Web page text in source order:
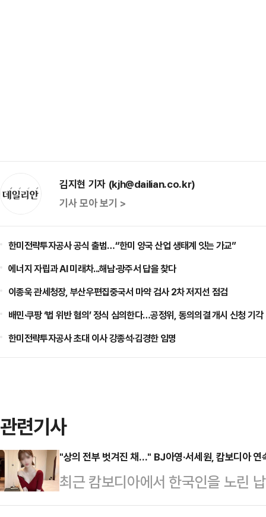
김지현 기자 (kjh@dailian.co.kr)
기사 모아 보기 >
한미전략투자공사 공식 출범…“한미 양국 산업 생태계 잇는 가교”
에너지 자립과 AI 미래차...해남·광주서 답을 찾다
이종욱 관세청장, 부산우편집중국서 마약 검사 2차 저지선 점검
배민·쿠팡 ‘법 위반 혐의’ 정식 심의한다…공정위, 동의의결 개시 신청 기각
한미전략투자공사 초대 이사 강종석·김경한 임명
관련기사
"상의 전부 벗겨진 채…" BJ아영·서세원, 캄보디아 연
최근 캄보디아에서 한국인을 노린
년 전 고(故) BJ아영(본명 변아영)